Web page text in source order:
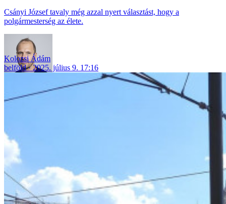
Csányi József tavaly még azzal nyert választást, hogy a
polgármesterség az élete.
Kolozsi Ádám
belföld
2025. július 9. 17:16